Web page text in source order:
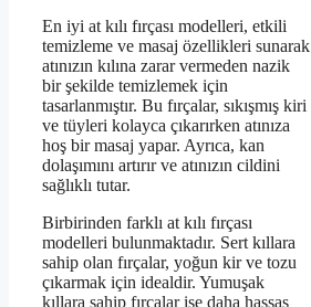
En iyi at kılı fırçası modelleri, etkili
temizleme ve masaj özellikleri sunarak
atınızın kılına zarar vermeden nazik
bir şekilde temizlemek için
tasarlanmıştır. Bu fırçalar, sıkışmış kiri
ve tüyleri kolayca çıkarırken atınıza
hoş bir masaj yapar. Ayrıca, kan
dolaşımını artırır ve atınızın cildini
sağlıklı tutar.
Birbirinden farklı at kılı fırçası
modelleri bulunmaktadır. Sert kıllara
sahip olan fırçalar, yoğun kir ve tozu
çıkarmak için idealdir. Yumuşak
kıllara sahip fırçalar ise daha hassas